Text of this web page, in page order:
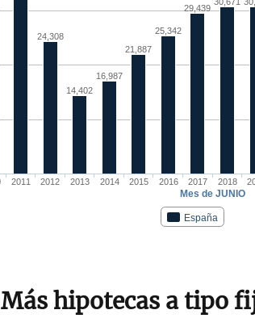
Más hipotecas a tipo